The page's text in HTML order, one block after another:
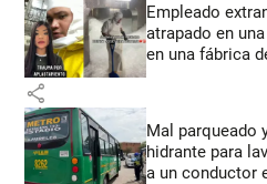
Empleado
atrapado en
en una fábrica
share
Mal parqueado
hidrante para
a un conductor